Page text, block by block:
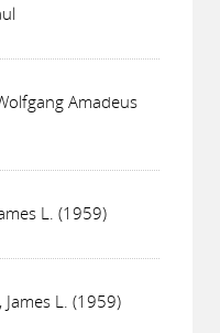
Amadeus
L. (1959)
James L. (1959)